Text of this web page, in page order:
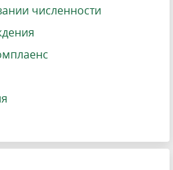
численности